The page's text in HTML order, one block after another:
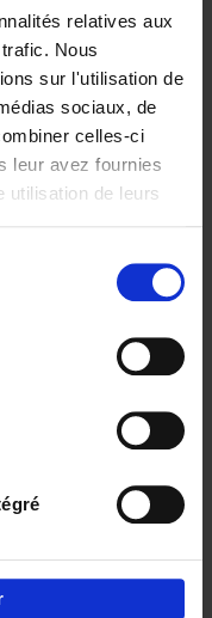
relatives aux
Nous
sur l'utilisation de
sociaux, de
celles-ci
leur avez fournies
utilisation de leurs
De Feyter
Carolien Boom
2025 200
like a PRO -
edition (EN)